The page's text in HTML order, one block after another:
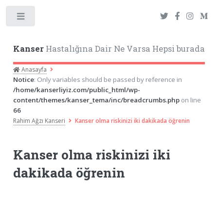
KanserHastalığına Dair Ne Varsa Hepsi burada
Anasayfa
Notice: Only variables should be passed by reference in
/home/kanserliyiz.com/public_html/wp-
content/themes/kanser_tema/inc/breadcrumbs.phpon line
66
Rahim Ağzı Kanseri Kanser olma riskinizi iki dakikada öğrenin
Kanser olma riskinizi iki
dakikada öğrenin